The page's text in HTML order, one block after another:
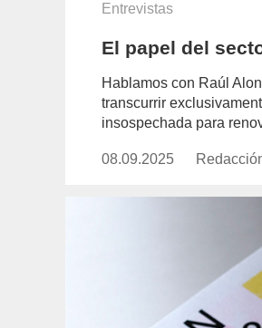
Entrevistas
El papel del
Hablamos con Raúl
transcurrir
insospechada para
Publicado
08.09.2025 https://